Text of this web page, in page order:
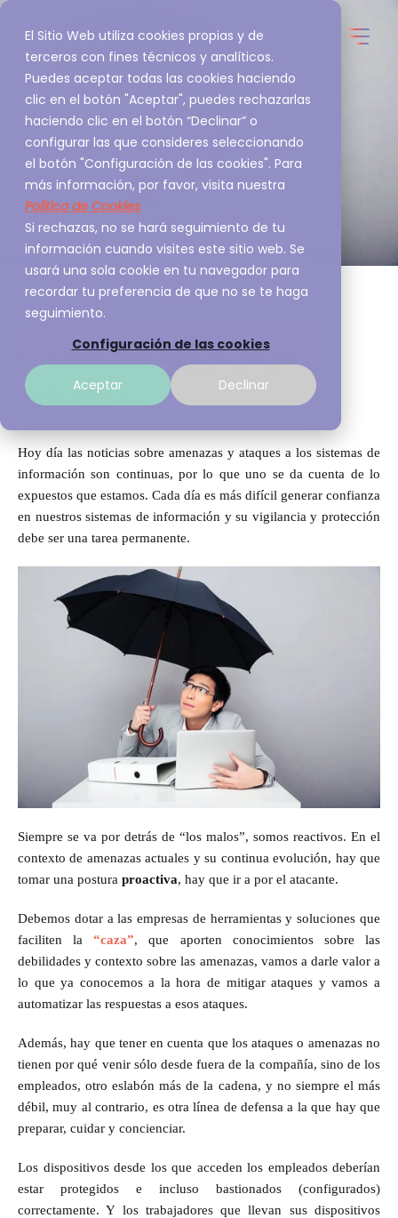
El Sitio Web utiliza cookies propias y de
terceros con fines técnicos y analíticos.
Puedes aceptar todas las cookies haciendo
clic en el botón "Aceptar", puedes rechazarlas
haciendo clic en el botón “Declinar” o
configurar las que consideres seleccionando
el botón "Configuración de las cookies". Para
más información, por favor, visita nuestra
Política de Cookies
Si rechazas, no se hará seguimiento de tu
información cuando visites este sitio web. Se
usará una sola cookie en tu navegador para
recordar tu preferencia de que no se te haga
seguimiento.
Configuración de las cookies
Aceptar Declinar
CSVD PYMES 2020
Eduardo Valenzuela
Hoy día las noticias sobre amenazas y ataques a los sistemas de
información son continuas, por lo que uno se da cuenta de lo
expuestos que estamos. Cada día es más difícil generar confianza
en nuestros sistemas de información y su vigilancia y protección
debe ser una tarea permanente.
Siempre se va por detrás de “los malos”, somos reactivos. En el
contexto de amenazas actuales y su continua evolución, hay que
tomar una postura proactiva, hay que ir a por el atacante.
Debemos dotar a las empresas de herramientas y soluciones que
faciliten la“caza”, que aporten conocimientos sobre las
debilidades y contexto sobre las amenazas, vamos a darle valor a
lo que ya conocemos a la hora de mitigar ataques y vamos a
automatizar las respuestas a esos ataques.
Además, hay que tener en cuenta que los ataques o amenazas no
tienen por qué venir sólo desde fuera de la compañía, sino de los
empleados, otro eslabón más de la cadena, y no siempre el más
débil, muy al contrario, es otra línea de defensa a la que hay que
preparar, cuidar y concienciar.
Los dispositivos desde los que acceden los empleados deberían
estar protegidos e incluso bastionados (configurados)
correctamente. Y los trabajadores que llevan sus dispositivos